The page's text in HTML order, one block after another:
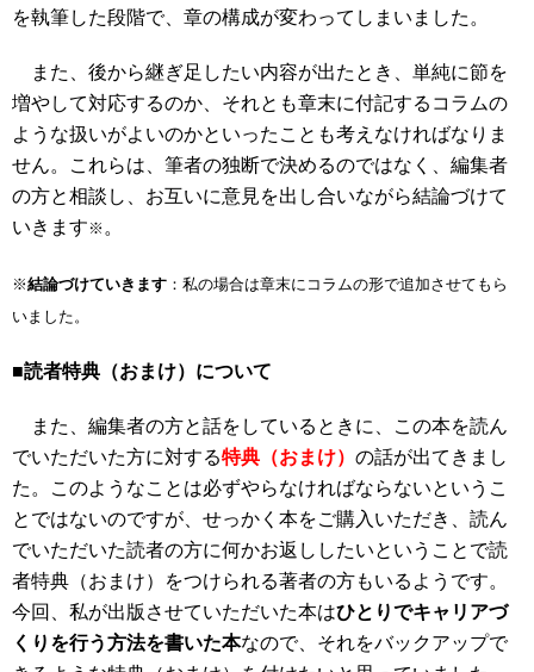
を執筆した段階で、章の構成が変わってしまいました。
また、後から継ぎ足したい内容が出たとき、単純に節を
増やして対応するのか、それとも章末に付記するコラムの
ような扱いがよいのかといったことも考えなければなりま
せん。これらは、筆者の独断で決めるのではなく、編集者
の方と相談し、お互いに意見を出し合いながら結論づけて
いきます ※ 。
※結論づけていきます ：私の場合は章末にコラムの形で追加させてもら
いました。
■読者特典（おまけ）について
また、編集者の方と話をしているときに、この本を読ん
でいただいた方に対する特典（おまけ） の話が出てきまし
た。このようなことは必ずやらなければならないというこ
とではないのですが、せっかく本をご購入いただき、読ん
でいただいた読者の方に何かお返ししたいということで読
者特典（おまけ）をつけられる著者の方もいるようです。
今回、私が出版させていただいた本はひとりでキャリアづ
くりを行う方法を書いた本なので、それをバックアップで